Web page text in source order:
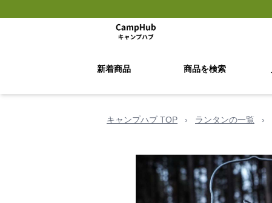
新着商品 商品を検索
キャンプハブ TOP › ランタンの一覧 ›